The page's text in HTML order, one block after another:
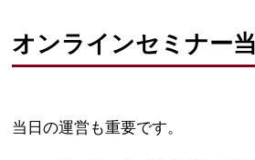
オンラインセミナー
当日の運営も重要です。